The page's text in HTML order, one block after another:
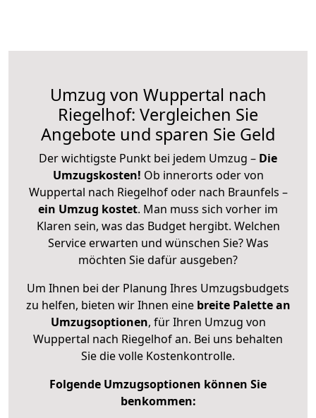
Umzug von Wuppertal nach
Riegelhof: Vergleichen Sie
Angebote und sparen Sie Geld
Der wichtigste Punkt bei jedem Umzug – Die
Umzugskosten! Ob innerorts oder von
Wuppertal nach Riegelhof oder nach Braunfels –
ein Umzug kostet. Man muss sich vorher im
Klaren sein, was das Budget hergibt. Welchen
Service erwarten und wünschen Sie? Was
möchten Sie dafür ausgeben?
Um Ihnen bei der Planung Ihres Umzugsbudgets
zu helfen, bieten wir Ihnen eine breite Palette an
Umzugsoptionen, für Ihren Umzug von
Wuppertal nach Riegelhof an. Bei uns behalten
Sie die volle Kostenkontrolle.
Folgende Umzugsoptionen können Sie
benkommen: